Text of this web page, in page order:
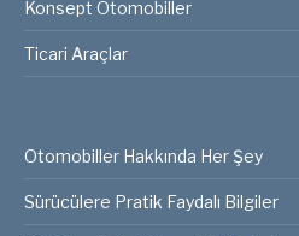
Konsept Otomobiller
Ticari Araçlar
Otomobiller Hakkında Her Şey
Sürücülere Pratik Faydalı Bilgiler